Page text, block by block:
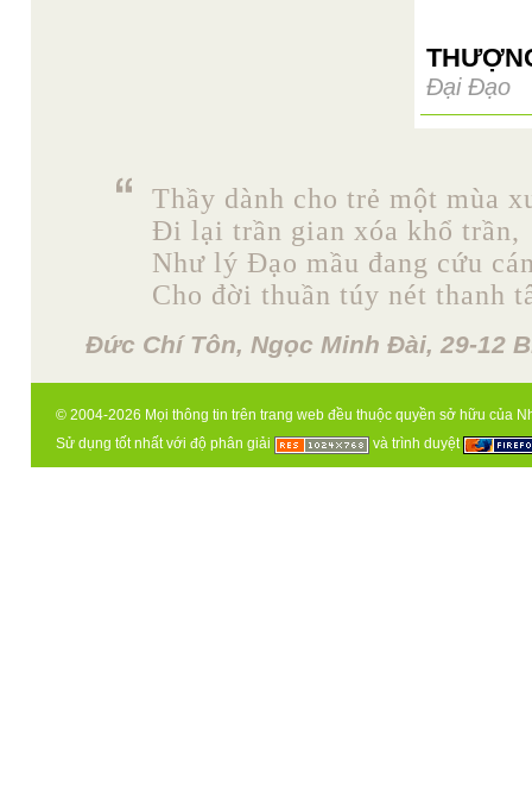
Đại Đạo
Thầy dành cho trẻ một mùa
Đi lại trần gian xóa khổ trần,
Như lý Đạo mầu đang cứu
Cho đời thuần túy nét thanh
Đức Chí Tôn, Ngọc Minh Đài, 29-12
© 2004-2026 Mọi thông tin trên trang web đều thuộc quyền sở hữu của
Sử dụng tốt nhất với độ phân giải
và trình duyệt